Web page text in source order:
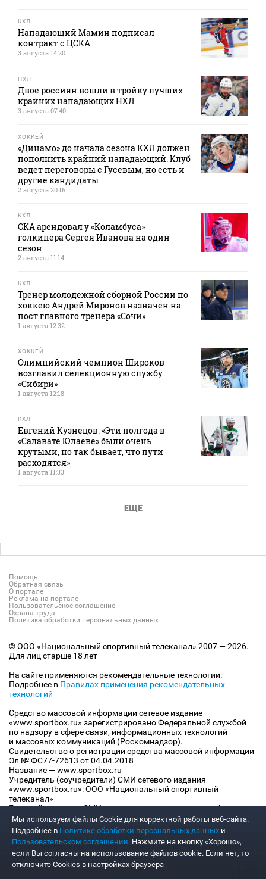
КХЛ
Нападающий Мамин подписал
контракт с ЦСКА
3 августа 14:20
НХЛ
Двое россиян вошли в тройку лучших
крайних нападающих НХЛ
3 августа 07:40
ХОККЕЙ
«Динамо» до начала сезона КХЛ должен
пополнить крайний нападающий. Клуб
ведет переговоры с Гусевым, но есть и
другие кандидаты
2 августа 20:16
КХЛ
СКА арендовал у «Коламбуса»
голкипера Сергея Иванова на один
сезон
2 августа 11:14
КХЛ
Тренер молодежной сборной России по
хоккею Андрей Миронов назначен на
пост главного тренера «Сочи»
1 августа 12:32
ХОККЕЙ
Олимпийский чемпион Широков
возглавил селекционную службу
«Сибири»
1 августа 12:18
КХЛ
Евгений Кузнецов: «Эти полгода в
«Салавате Юлаеве» были очень
крутыми, но так бывает, что пути
расходятся»
1 августа 11:33
ЕЩЕ
Помощь
Обратная связь
О портале
Реклама на портале
Пользовательское соглашение
Охрана труда
Политика обработки персональных данных
© ООО «Национальный спортивный телеканал» 2007 — 2026.
Для лиц старше 18 лет
На сайте применяются рекомендательные технологии.
Подробнее в Правилах применения рекомендательных
технологий
Средство массовой информации сетевое издание
«www.sportbox.ru» зарегистрировано Федеральной службой
по надзору в сфере связи, информационных технологий
и массовых коммуникаций (Роскомнадзор).
Свидетельство о регистрации средства массовой информации
Эл № ФС77-72613 от 04.04.2018
Название — www.sportbox.ru
Учредитель (соучредители) СМИ сетевого издания
«www.sportbox.ru»: ООО «Национальный спортивный
телеканал»
Главный редактор СМИ сетевого издания «www.sportbox.ru»:
Конов В.А.
Номер телефона редакции СМИ сетевого издания
«www.sportbox.ru»: +7 (495) 653 8419
Адрес электронной почты редакции СМИ сетевого издания
«www.sportbox.ru»: editor@sportbox.ru
Мы используем файлы Сookie для корректной работы веб-сайта.
Подробнее в Политике обработки персональных данных и
Пользовательском соглашении. Нажмите на кнопку «Хорошо»,
если Вы согласны на использование файлов cookie. Если нет, то
отключите Cookies в настройках браузера